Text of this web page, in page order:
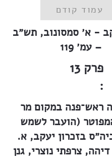
עמוד קודם
- א׳ סמסונוב, תש״ב
– עמ׳ 119
13 פרק
:
ראש־פנה במקום מר
(הועבר לשמש
בזכרון יעקב, א.